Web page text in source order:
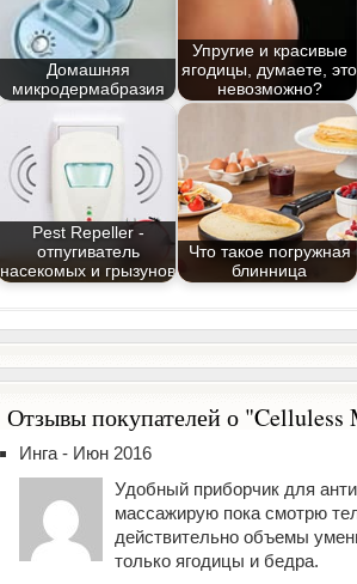
Домашняя
микродермабразия
Упругие и красивые
ягодицы, думаете, это
невозможно?
Pest Repeller -
отпугиватель
насекомых и грызунов
Что такое погружная
блинница
Отзывы покупателей о
Инга - Июн 2016
Удобный приборчик для
массажирую пока смотрю
действительно объемы
только ягодицы и бедра.